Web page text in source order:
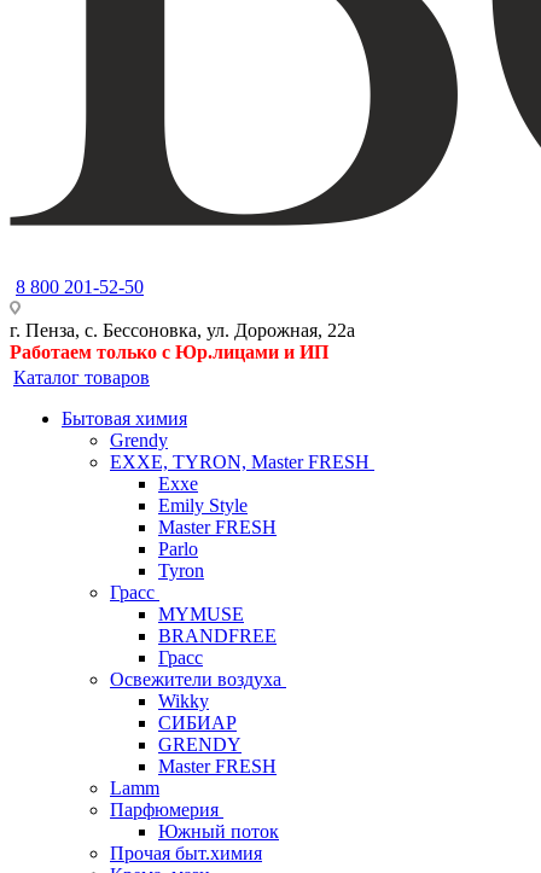
8 800 201-52-50
г. Пенза, с. Бессоновка, ул. Дорожная, 22а
Работаем только с Юр.лицами и ИП
Каталог товаров
Бытовая химия
Grendy
EXXE, TYRON, Master FRESH
Exxe
Emily Style
Master FRESH
Parlo
Tyron
Грасс
MYMUSE
BRANDFREE
Грасс
Освежители воздуха
Wikky
СИБИАР
GRENDY
Master FRESH
Lamm
Парфюмерия
Южный поток
Прочая быт.химия